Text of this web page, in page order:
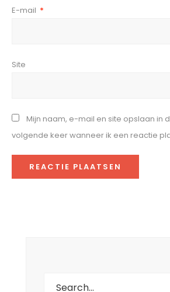
E-mail *
Site
Mijn naam, e-mail en site opslaan in
volgende keer wanneer ik een reactie